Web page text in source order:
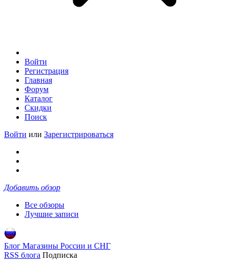
Войти
Регистрация
Главная
Форум
Каталог
Скидки
Поиск
Войти или Зарегистрироваться
Добавить обзор
Все обзоры
Лучшие записи
Блог Магазины России и СНГ
RSS блога Подписка